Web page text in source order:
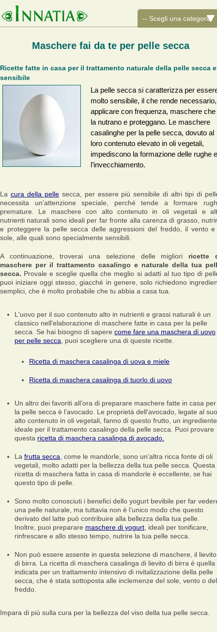
Maschere fai da te per pelle secca
Ricette fatte in casa per il trattamento naturale della pelle secca e
sensibile
La pelle secca si caratterizza per
molto sensibile, il che rende necessario,
applicare con frequenza, maschere che
la nutrano e proteggano. Le maschere
casalinghe per la pelle secca, dovuto al
loro contenuto elevato in oli vegetali,
impediscono la formazione delle rughe e
l’invecchiamento.
La cura della pellesecca, per essere più sensibile di altri tipi di
necessita un’attenzione speciale, perché tende a formare
premature. Le maschere con alto contenuto in oli vegetali e
nutrienti naturali sono ideali per far fronte alla carenza di grasso,
e proteggere la pelle secca delle aggressioni del freddo, il vento
sole, alle quali sono specialmente sensibili.
A continuazione, troverai una selezione delle migliori ricette
maschere per il trattamento casalingo e naturale della tua
secca. Provale e sceglie quella che meglio si adatti al tuo tipo di
puoi iniziare oggi stesso, giacché in genere, solo richiedono
semplici, che è molto probabile che tu abbia a casa tua.
L'uovo per il suo contenuto alto in nutrienti e grassi naturali è un
classico nell'elaborazione di maschere fatte in casa per la pelle
secca. Se hai bisogno di sapere come fare una maschera di uovo
per pelle secca , puoi scegliere una di queste ricette.
Ricetta di maschera casalinga di uova e miele
Ricetta di maschera casalinga di tuorlo di uovo
Un altro dei favoriti all’ora di preparare maschere fatte in casa per
la pelle secca è l’avocado. Le proprietà dell'avocado, legate al suo
alto contenuto in oli vegetali, fanno di questo frutto, un ingrediente
ideale per il trattamento casalingo della pelle secca. Puoi provare
questa ricetta di maschera casalinga di avocado.
La frutta secca , come le mandorle, sono un’altra ricca fonte di oli
vegetali, molto adatti per la bellezza della tua pelle secca. Questa
ricetta di maschera fatta in casa di mandorle è eccellente, se hai
questo tipo di pelle.
Sono molto conosciuti i benefici dello yogurt bevibile per far
una pelle naturale, ma tuttavia non è l’unico modo che questo
derivato del latte può contribuire alla bellezza della tua pelle.
Inoltre, puoi preparare maschere di yogurt , ideali per tonificare,
rinfrescare e allo stesso tempo, nutrire la tua pelle secca.
Non può essere assente in questa selezione di maschere, il lievito
di birra. La ricetta di maschera casalinga di lievito di birra è quella
indicata per un trattamento intensivo di rivitalizzazione della pelle
secca, che è stata sottoposta alle inclemenze del sole, vento o del
freddo.
Impara di più sulla cura per la bellezza del viso della tua pelle secca.